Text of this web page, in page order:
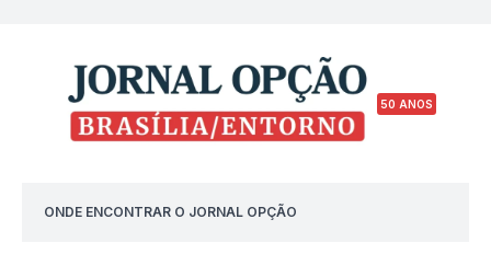
50 ANOS
ONDE ENCONTRAR O JORNAL OPÇÃO